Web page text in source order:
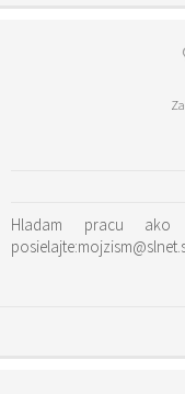
Hladam pracu ako